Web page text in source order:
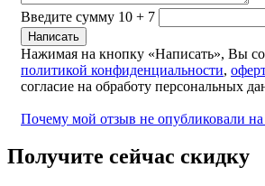
Введите сумму 10 + 7
Нажимая на кнопку «Написать», Вы
политикой конфиденциальности,
согласие на обработу персональных
Почему мой отзыв не опубликовали на
Получите сейчас скидку